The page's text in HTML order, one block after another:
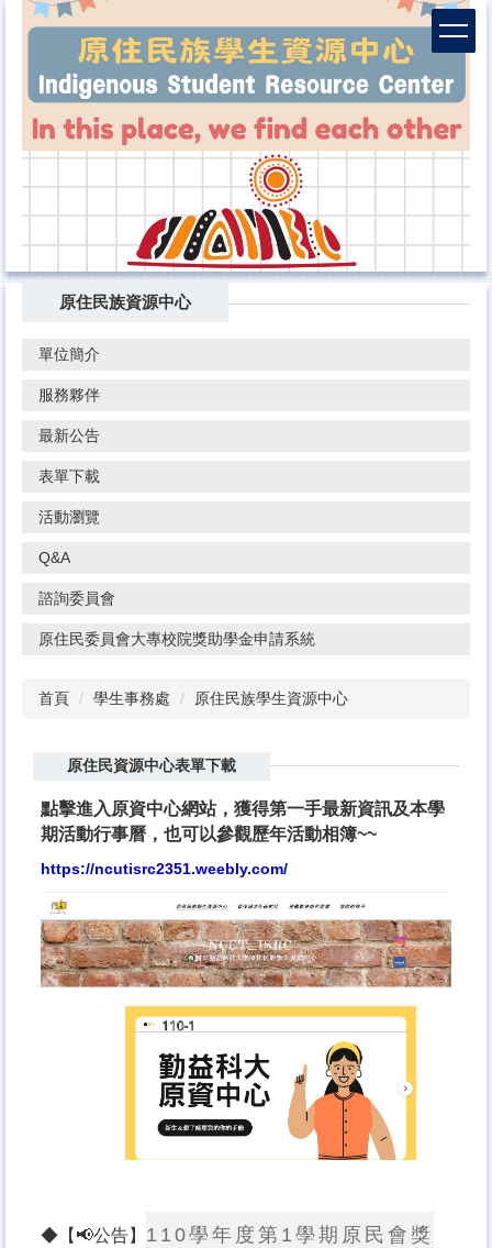
區
原住民族資源中心
單位簡介
服務夥伴
最新公告
表單下載
活動瀏覽
Q&A
諮詢委員會
原住民委員會大專校院獎助學金申請系統
首頁 學生事務處 原住民族學生資源中心
原住民資源中心表單下載
點擊進入原資中心網站，獲得第一手最新資訊及本學
期活動行事曆，也可以參觀歷年活動相簿~~
https://ncutisrc2351.weebly.com/
◆【📢公告】 110學年度第1學期原民會獎